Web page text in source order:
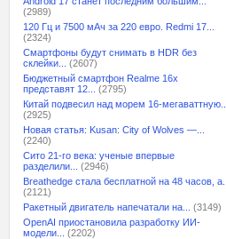
(2989)
120 Гц и 7500 мАч за 220 евро. Redmi 17...
(2324)
Смартфоны будут снимать в HDR без
склейки...
(2607)
Бюджетный смартфон Realme 16x
представят 12...
(2795)
Китай подвесил над морем 16-мегаваттную...
(2925)
Новая статья: Kusan: City of Wolves —...
(2240)
Сито 21-го века: ученые впервые
разделили...
(2946)
Breathedge стала бесплатной на 48 часов, а...
(2121)
Ракетный двигатель напечатали на...
(3149)
OpenAI приостановила разработку ИИ-
модели...
(2202)